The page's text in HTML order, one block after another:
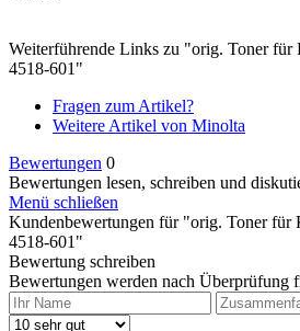
Weiterführende Links zu "orig. Toner
4518-601"
Fragen zum Artikel?
Weitere Artikel von Minolta
Bewertungen 0
Bewertungen lesen, schreiben und
Menü schließen
Kundenbewertungen für "orig. Toner
4518-601"
Bewertung schreiben
Bewertungen werden nach Überprüfung